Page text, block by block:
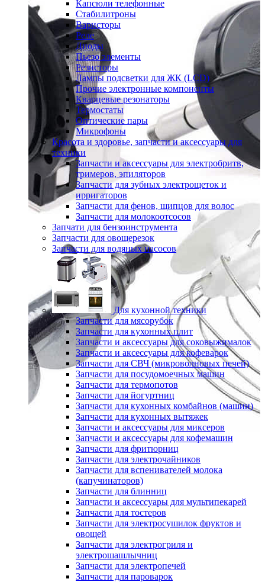
Капсюли телефонные
Стабилитроны
Варисторы
Реле
Диоды
Пьезо элементы
Резисторы
Лампы подсветки для ЖК (LCD)
Прочие электронные компоненты
Кварцевые резонаторы
Термостаты
Оптические пары
Микрофоны
Красота и здоровье, запчасти и аксессуары для
техники
Запчасти и аксессуары для электробритв,
тримеров, эпиляторов
Запчасти для зубных электрощеток и
ирригаторов
Запчасти для фенов, щипцов для волос
Запчасти для молокоотсосов
Запчати для бензоинструмента
Запчасти для овощерезок
Запчасти для водяных насосов
Для кухонной техники
Запчасти для мясорубок
Запчасти для кухонных плит
Запчасти и аксессуары для соковыжималок
Запчасти и аксессуары для кофеварок
Запчасти для СВЧ (микроволновых печей)
Запчасти для посудомоечных машин
Запчасти для термопотов
Запчасти для йогуртниц
Запчасти для кухонных комбайнов (машин)
Запчасти для кухонных вытяжек
Запчасти и аксессуары для миксеров
Запчасти и аксессуары для кофемашин
Запчасти для фритюрниц
Запчасти для электрочайников
Запчасти для вспенивателей молока
(капучинаторов)
Запчасти для блинниц
Запчасти и аксессуары для мультипекарей
Запчасти для тостеров
Запчасти для электросушилок фруктов и
овощей
Запчасти для электрогриля и
электрошашлычниц
Запчасти для электропечей
Запчасти для пароварок